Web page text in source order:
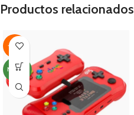
Libera la tensión y alivia el dolor
Promueve la circulación sanguínea
y mejora la calidad del sueño y
reduce el estrés
Espuma de memoria con superficie
de terciopelo suave y transpirable
muy cómodo
Productos relacionados
-32%
NUEVO